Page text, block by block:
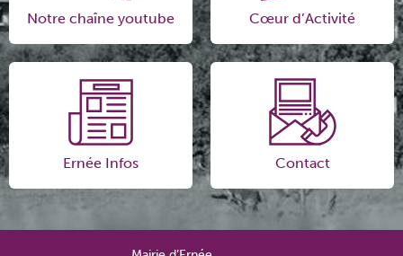
Notre chaîne youtube Cœur d’Activité
Ernée Infos Contact